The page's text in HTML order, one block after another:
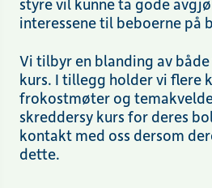
interessene til beboerne på
Vi tilbyr en blanding av
kurs. I tillegg holder vi flere
frokostmøter og
skreddersy kurs for deres
kontakt med oss dersom
dette.